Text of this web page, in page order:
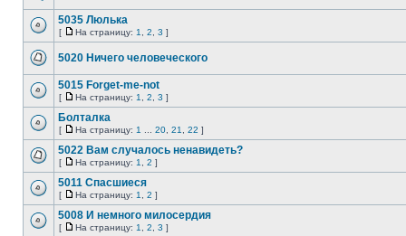
5035 Люлька
[ На страницу: 1 2 3 ]
5020 Ничего человеческого
5015 Forget-me-not
[ На страницу: 1 2 3 ]
Болталка
[ На страницу: 1 20 21 22 ]
5022 Вам случалось ненавидеть?
[ На страницу: 1 2 ]
5011 Спасшиеся
[ На страницу: 1 2 ]
5008 И немного милосердия
[ На страницу: 1 2 3 ]